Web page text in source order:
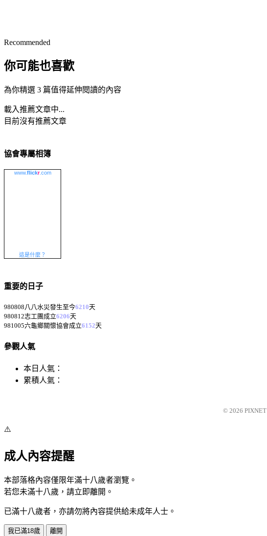
Recommended
你可能也喜歡
為你精選 3 篇值得延伸閱讀的內容
載入推薦文章中...
目前沒有推薦文章
協會專屬相簿
www.flickr.com
這是什麼？
重要的日子
980808八八水災發生至今6210天
980812志工團成立6206天
981005六龜鄉關懷協會成立6152天
參觀人氣
本日人氣：
累積人氣：
© 2026 PIXNET
⚠️
成人內容提醒
本部落格內容僅限年滿十八歲者瀏覽。
若您未滿十八歲，請立即離開。
已滿十八歲者，亦請勿將內容提供給未成年人士。
我已滿18歲 離開